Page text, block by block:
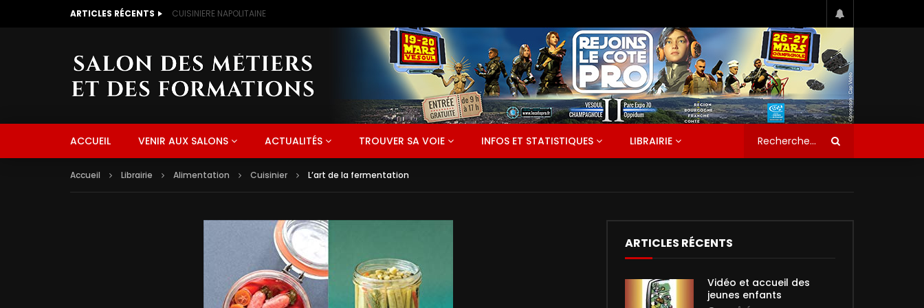
ARTICLES RÉCENTS CUISINIERE NAPOLITAINE
ACCUEIL VENIR AUX SALONS ACTUALITÉS TROUVER SA VOIE INFOS ET STATISTIQUES LIBRAIRIE
Accueil Librairie Alimentation Cuisinier L’art de la fermentation
ARTICLES RÉCENTS
Vidéo et accueil des
jeunes enfants